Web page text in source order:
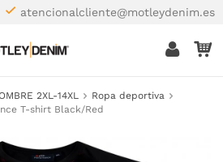
atencionalcliente@motleydenim.es
2XL-14XL
Ropa deportiva
T-shirt Black/Red